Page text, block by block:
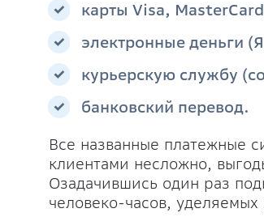
карты Visa,
электронные деньги
курьерскую службу
банковский перевод.
Все названные платежные
клиентами несложно,
Озадачившись один раз
человеко-часов,